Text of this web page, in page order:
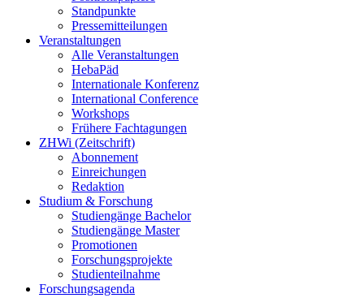
Standpunkte
Pressemitteilungen
Veranstaltungen
Alle Veranstaltungen
HebaPäd
Internationale Konferenz
International Conference
Workshops
Frühere Fachtagungen
ZHWi (Zeitschrift)
Abonnement
Einreichungen
Redaktion
Studium & Forschung
Studiengänge Bachelor
Studiengänge Master
Promotionen
Forschungsprojekte
Studienteilnahme
Forschungsagenda